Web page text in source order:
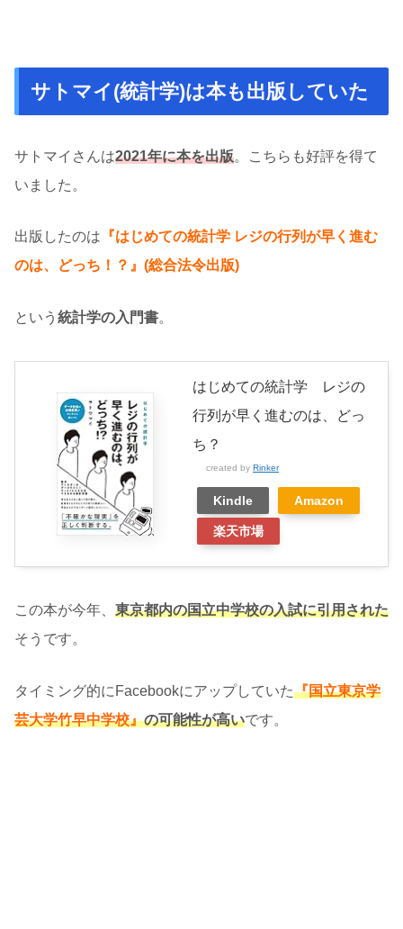
サトマイ(統計学)は本も出版していた
サトマイさんは2021年に本を出版。こちらも好評を得て
いました。
出版したのは 『はじめての統計学 レジの行列が早く進む
のは、どっち！？』(総合法令出版)
という 統計学の入門書。
はじめての統計学 レジの
行列が早く進むのは、どっ
ち？
created by Rinker
Kindle Amazon
楽天市場
この本が今年、 東京都内の国立中学校の入試に引用された
そうです。
タイミング的にFacebookにアップしていた『国立東京学
芸大学竹早中学校』の可能性が高いです。